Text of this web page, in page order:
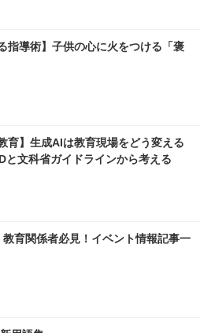
指導術】子供の心に火をつける「褒
育】生成AIは教育現場をどう変える
と文科省ガイドラインから考える
教育関係者必見！イベント情報記事一